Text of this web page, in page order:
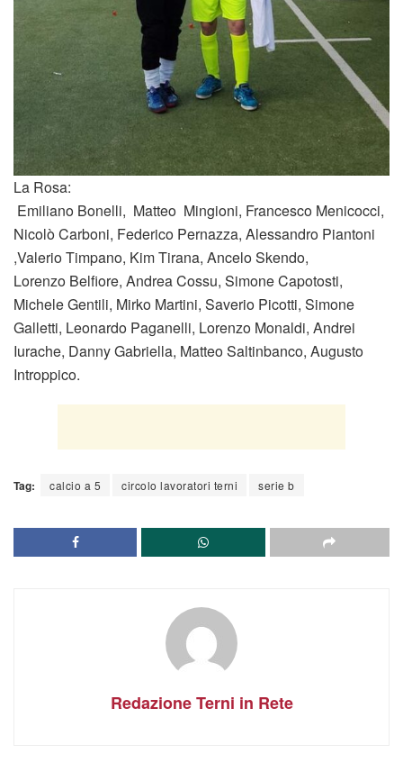
La Rosa:
Emiliano Bonelli, Matteo Mingioni, Francesco Menicocci,
Nicolò Carboni, Federico Pernazza, Alessandro Piantoni
,Valerio Timpano, Kim Tirana, Ancelo Skendo,
Lorenzo Belfiore, Andrea Cossu, Simone Capotosti,
Michele Gentili, Mirko Martini, Saverio Picotti, Simone
Galletti, Leonardo Paganelli, Lorenzo Monaldi, Andrei
Iurache, Danny Gabriella, Matteo Saltinbanco, Augusto
Introppico.
Tag: calcio a 5 circolo lavoratori terni serie b
Redazione Terni in Rete